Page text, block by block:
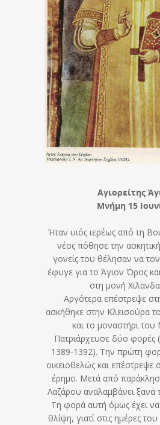
Αγιορείτης
Μνήμη 15
Ήταν υιός ιερέως από τη
νέος πόθησε την
γονείς του θέλησαν να
έφυγε για το Άγιον Όρος
στη μονή
Αργότερα επέστρεψε
ασκήθηκε στην Κλεισούρα
και το μοναστήρι του
Πατριάρχευσε δύο φορές
1389-1392). Την πρώτη
οικειοθελώς και επέστρεψε
έρημο. Μετά από
Λαζάρου αναλαμβάνει ξανά
Τη φορά αυτή όμως έχει
θλίψη, γιατί στις ημέρες